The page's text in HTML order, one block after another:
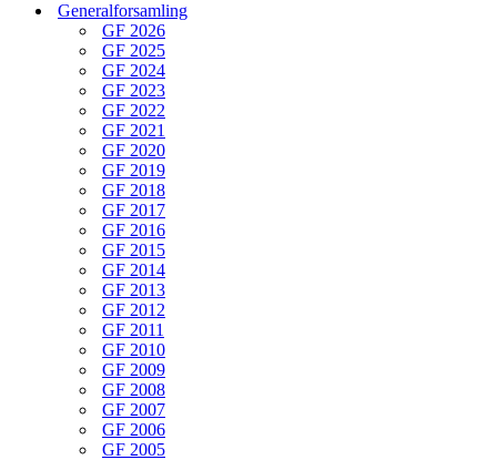
Generalforsamling
GF 2026
GF 2025
GF 2024
GF 2023
GF 2022
GF 2021
GF 2020
GF 2019
GF 2018
GF 2017
GF 2016
GF 2015
GF 2014
GF 2013
GF 2012
GF 2011
GF 2010
GF 2009
GF 2008
GF 2007
GF 2006
GF 2005